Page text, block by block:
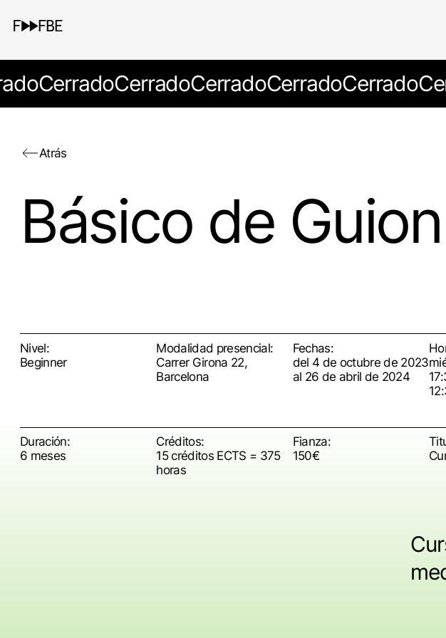
CerradoCerradoCerradoCerradoCerrado
Atrás
Básico de
Nivel:
Beginner
Modalidad presencial:
Carrer Girona 22,
Barcelona
Fechas:
del 4 de octubre de 2023
al 26 de abril de 2024
Duración:
6 meses
Créditos:
15 créditos ECTS = 375
horas
Fianza:
150€